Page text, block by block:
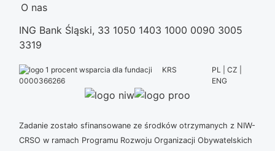
O nas
ING Bank Śląski, 33 1050 1403 1000 0090 3005
3319
KRS
0000366266
PL | CZ |
ENG
Zadanie zostało sfinansowane ze środków otrzymanych z NIW-
CRSO w ramach Programu Rozwoju Organizacji Obywatelskich